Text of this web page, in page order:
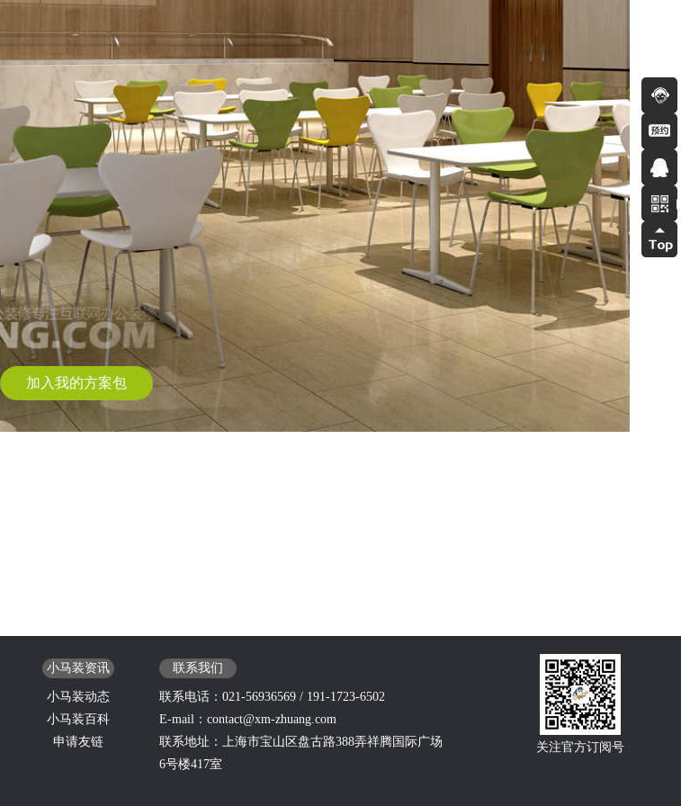
加入我的方案包
在线
咨询
装修
预约
单
我的
QQ
小马装资讯
小马装动态
小马装百科
申请友链
联系我们
联系电话：021-56936569 / 191-1723-6502
E-mail：contact@xm-zhuang.com
联系地址：上海市宝山区盘古路388弄祥腾国际广场
6号楼417室
关注官方订阅号